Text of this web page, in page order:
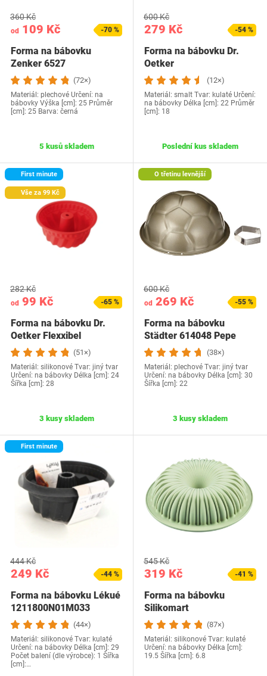
od 109 Kč
360 Kč
-70 %
Forma na bábovku
Zenker 6527
(72×)
Materiál: plechové Určení: na
bábovky Výška [cm]: 25 Průměr
[cm]: 25 Barva: černá
5 kusů skladem
279 Kč
600 Kč
-54 %
Forma na bábovku Dr.
Oetker
(12×)
Materiál: smalt Tvar: kulaté Určení:
na bábovky Délka [cm]: 22 Průměr
[cm]: 18
Poslední kus skladem
First minute
Vše za 99 Kč
od 99 Kč
282 Kč
-65 %
Forma na bábovku Dr.
Oetker Flexxibel
(51×)
Materiál: silikonové Tvar: jiný tvar
Určení: na bábovky Délka [cm]: 24
Šířka [cm]: 28
3 kusy skladem
O třetinu levnější
od 269 Kč
600 Kč
-55 %
Forma na bábovku
Städter 614048 Pepe
(38×)
Materiál: plechové Tvar: jiný tvar
Určení: na bábovky Délka [cm]: 30
Šířka [cm]: 22
3 kusy skladem
First minute
249 Kč
444 Kč
-44 %
Forma na bábovku Lékué
1211800N01M033
(44×)
Materiál: silikonové Tvar: kulaté
Určení: na bábovky Délka [cm]: 29
Počet balení (dle výrobce): 1 Šířka
[cm]:…
319 Kč
545 Kč
-41 %
Forma na bábovku
Silikomart
20.362.13.0065(87×)
Materiál: silikonové Tvar: kulaté
Určení: na bábovky Délka [cm]:
19.5 Šířka [cm]: 6.8